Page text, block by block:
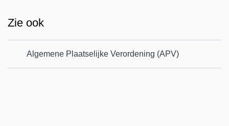
Zie ook
Algemene Plaatselijke Verordening (APV)